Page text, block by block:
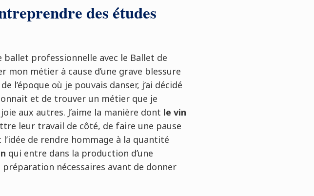
des études
professionnelle avec le Ballet de
mon métier à cause d’une grave blessure
l’époque où je pouvais danser, j’ai décidé
et de trouver un métier que je
aux autres. J’aime la manière dont le vin
leur travail de côté, de faire une pause
l’idée de rendre hommage à la quantité
qui entre dans la production d’une
nécessaires avant de donner